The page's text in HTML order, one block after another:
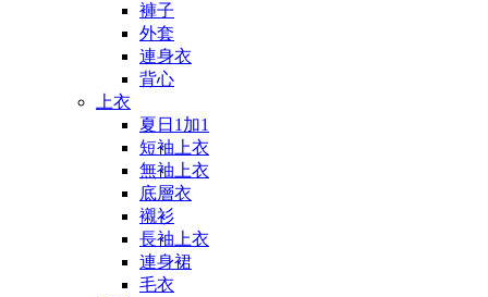
褲子
外套
連身衣
背心
上衣
夏日1加1
短袖上衣
無袖上衣
底層衣
襯衫
長袖上衣
連身裙
毛衣